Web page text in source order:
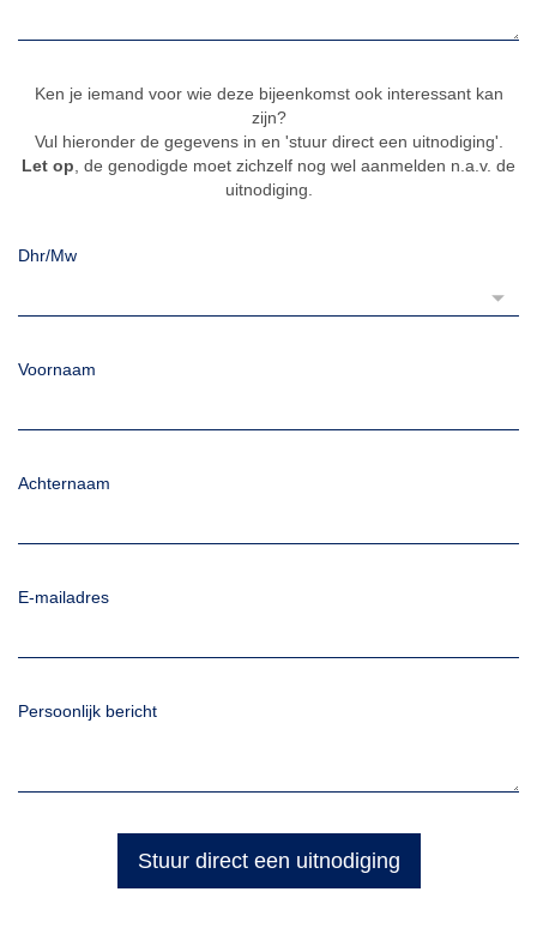
Ken je iemand voor wie deze bijeenkomst ook interessant kan
zijn?
Vul hieronder de gegevens in en 'stuur direct een uitnodiging'.
Let op, de genodigde moet zichzelf nog wel aanmelden n.a.v. de
uitnodiging.
Dhr/Mw
Voornaam
Achternaam
E-mailadres
Persoonlijk bericht
Stuur direct een uitnodiging